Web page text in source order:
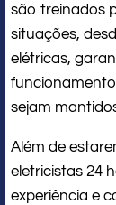
são treinados
situações,
elétricas,
sejam
Além de
eletricistas 24
experiência e